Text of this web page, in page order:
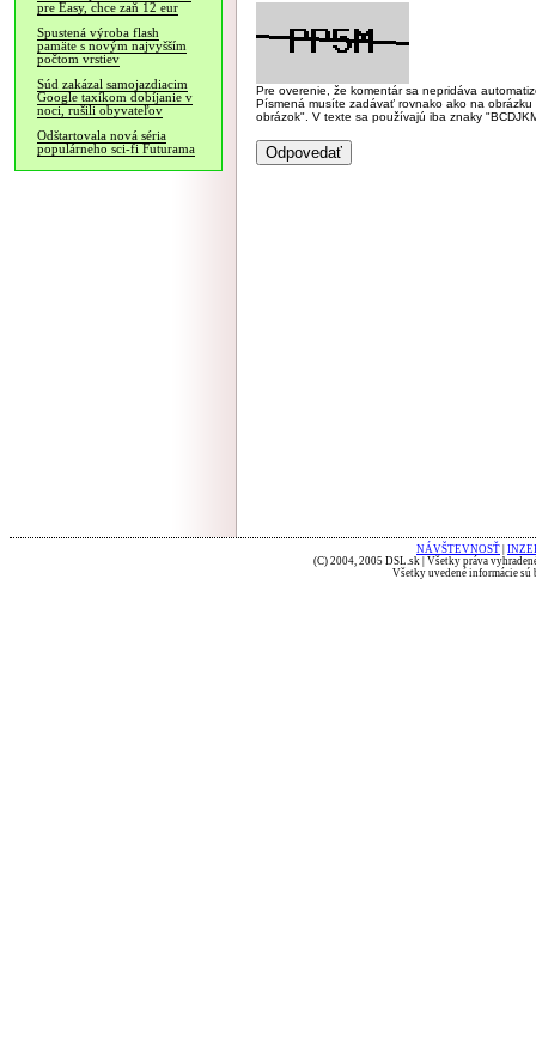
pre Easy, chce zaň 12 eur
Spustená výroba flash
pamäte s novým najvyšším
počtom vrstiev
Súd zakázal samojazdiacim
Google taxíkom dobíjanie v
noci, rušili obyvateľov
Odštartovala nová séria
populárneho sci-fi Futurama
Pre overenie, že komentár sa nepridáva
Písmená musíte zadávať rovnako ako na
obrázok". V texte sa používajú iba znaky
NÁVŠTEVNOSŤ
(C) 2004, 2005 DSL.sk | Všetky práva
Všetky uvedené informácie sú